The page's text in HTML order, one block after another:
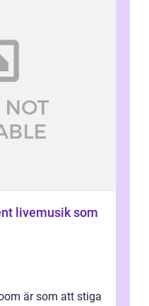
är som att stiga